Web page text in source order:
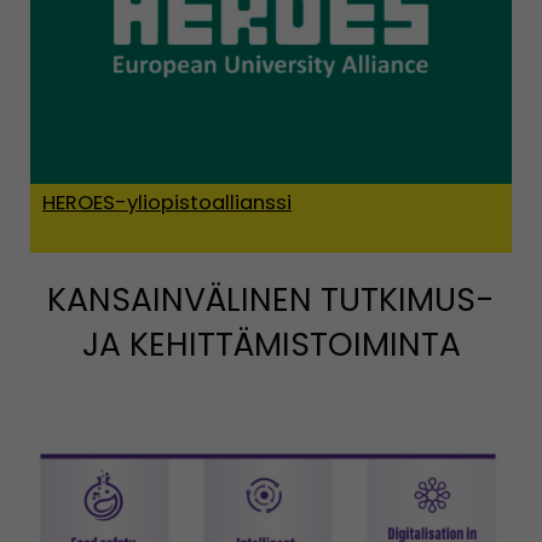
HEROES-yliopistoallianssi
KANSAINVÄLINEN TUTKIMUS-
JA KEHITTÄMISTOIMINTA